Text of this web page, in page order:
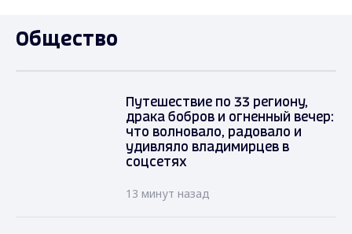
Общество
Путешествие по 33 региону,
драка бобров и огненный вечер:
что волновало, радовало и
удивляло владимирцев в
соцсетях
13 минут назад